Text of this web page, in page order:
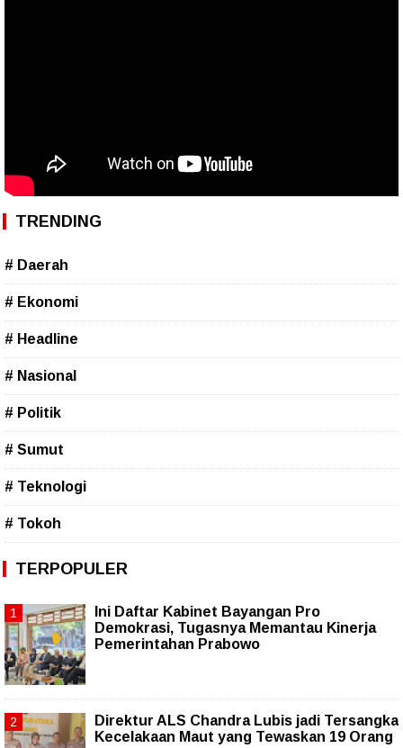
TRENDING
# Daerah
# Ekonomi
# Headline
# Nasional
# Politik
# Sumut
# Teknologi
# Tokoh
TERPOPULER
Ini Daftar Kabinet Bayangan Pro
Demokrasi, Tugasnya Memantau Kinerja
Pemerintahan Prabowo
Direktur ALS Chandra Lubis jadi Tersangka
Kecelakaan Maut yang Tewaskan 19 Orang